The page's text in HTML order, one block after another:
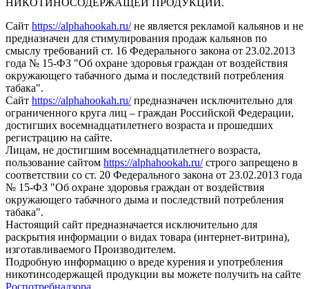
НИКОТИНОСОДЕРЖАЩЕЙ ПРОДУКЦИИ.
Сайт https://alphahookah.ru/не является рекламой кальянов и не
предназначен для стимулирования продаж кальянов по
смыслу требований ст. 16 Федерального закона от 23.02.2013
года № 15-ФЗ "Об охране здоровья граждан от воздействия
окружающего табачного дыма и последствий потребления
табака".
Сайт https://alphahookah.ru/предназначен исключительно для
ограниченного круга лиц – граждан Российской Федерации,
достигших восемнадцатилетнего возраста и прошедших
регистрацию на сайте.
Лицам, не достигшим восемнадцатилетнего возраста,
пользование сайтом https://alphahookah.ru/строго запрещено в
соответствии со ст. 20 Федерального закона от 23.02.2013 года
№ 15-ФЗ "Об охране здоровья граждан от воздействия
окружающего табачного дыма и последствий потребления
табака".
Настоящий сайт предназначается исключительно для
раскрытия информации о видах товара (интернет-витрина),
изготавливаемого Производителем.
Подробную информацию о вреде курения и употребления
никотинсодержащей продукции вы можете получить на сайте